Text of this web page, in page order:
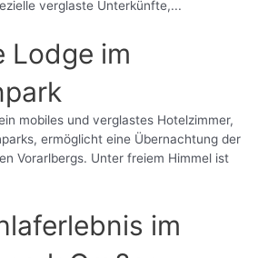
verglaste Unterkünfte,...
Lodge im
mobiles und verglastes Hotelzimmer,
ermöglicht eine Übernachtung der
Vorarlbergs. Unter freiem Himmel ist
im